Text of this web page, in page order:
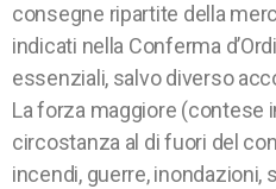
consegne ripartite della
indicati nella Conferma
essenziali, salvo diverso
La forza maggiore (contese
circostanza al di fuori del
incendi, guerre, inondazioni,